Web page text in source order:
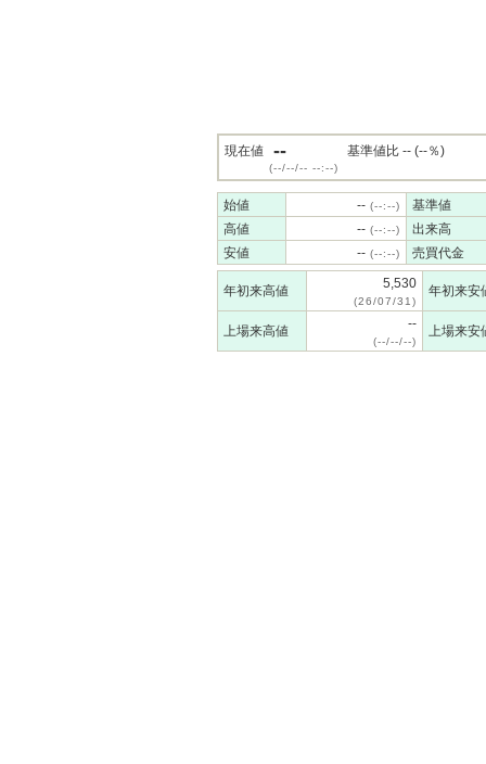
現在値 --
(--/--/-- --:--)
基準値比 -- (--％)
始値 -- (--:--)
基準値
高値
-- (--:--)
出来高
安値
-- (--:--) 売買代金
年初来高値 5,530
(26/07/31)
年初来安
上場来高値 --
(--/--/--)
上場来安